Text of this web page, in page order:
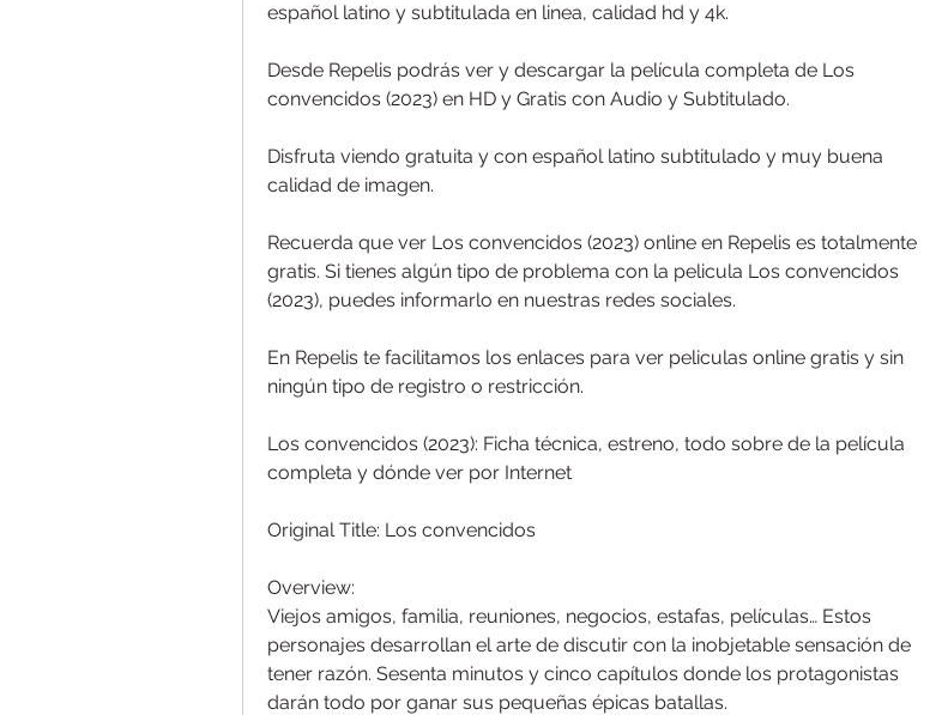
español latino y subtitulada en linea, calidad hd y 4k.
Desde Repelis podrás ver y descargar la película completa de Los
convencidos (2023) en HD y Gratis con Audio y Subtitulado.
Disfruta viendo gratuita y con español latino subtitulado y muy buena
calidad de imagen.
Recuerda que ver Los convencidos (2023) online en Repelis es totalmente
gratis. Si tienes algún tipo de problema con la pelicula Los convencidos
(2023), puedes informarlo en nuestras redes sociales.
En Repelis te facilitamos los enlaces para ver peliculas online gratis y sin
ningún tipo de registro o restricción.
Los convencidos (2023): Ficha técnica, estreno, todo sobre de la película
completa y dónde ver por Internet
Original Title: Los convencidos
Overview:
Viejos amigos, familia, reuniones, negocios, estafas, películas… Estos
personajes desarrollan el arte de discutir con la inobjetable sensación de
tener razón. Sesenta minutos y cinco capítulos donde los protagonistas
darán todo por ganar sus pequeñas épicas batallas.